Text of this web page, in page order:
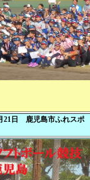
日 鹿児島市ふれスポ